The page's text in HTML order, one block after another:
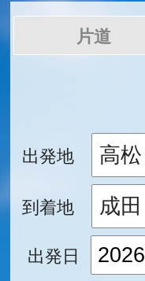
片道
出発地
到着地
出発日